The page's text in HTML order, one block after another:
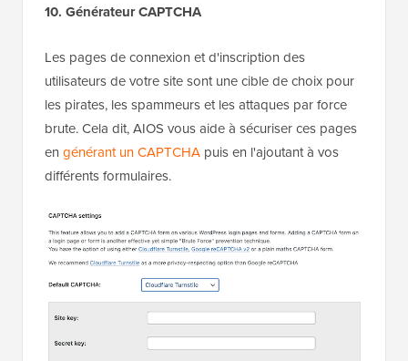
10. Générateur CAPTCHA
Les pages de connexion et d'inscription des
utilisateurs de votre site sont une cible de choix pour
les pirates, les spammeurs et les attaques par force
brute. Cela dit, AIOS vous aide à sécuriser ces pages
en générant un CAPTCHA puis en l'ajoutant à vos
différents formulaires.